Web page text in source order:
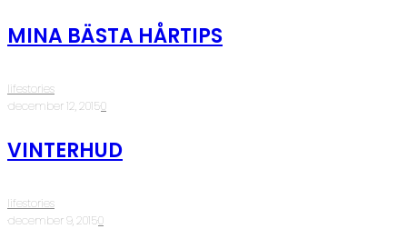
MINA BÄSTA HÅRTIPS
lifestories
·december 12, 2015·0
VINTERHUD
lifestories
·december 9, 2015·0